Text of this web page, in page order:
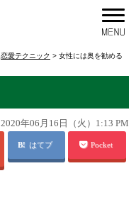
恋愛テクニック > 女性には奥を勧める
2020年06月16日（火）1:13 PM
はてブ Pocket